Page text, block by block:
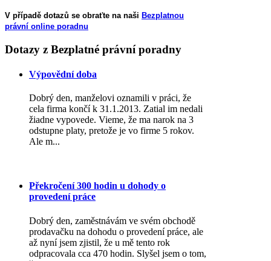
V případě dotazů se obraťte na naši Bezplatnou
právní online poradnu
Dotazy z Bezplatné právní poradny
Výpovědní doba
Dobrý den, manželovi oznamili v práci, že
cela firma končí k 31.1.2013. Zatial im nedali
žiadne vypovede. Vieme, že ma narok na 3
odstupne platy, pretože je vo firme 5 rokov.
Ale m...
Překročení 300 hodin u dohody o
provedení práce
Dobrý den, zaměstnávám ve svém obchodě
prodavačku na dohodu o provedení práce, ale
až nyní jsem zjistil, že u mě tento rok
odpracovala cca 470 hodin. Slyšel jsem o tom,